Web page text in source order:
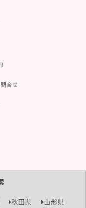
合せ
秋田県 山形県